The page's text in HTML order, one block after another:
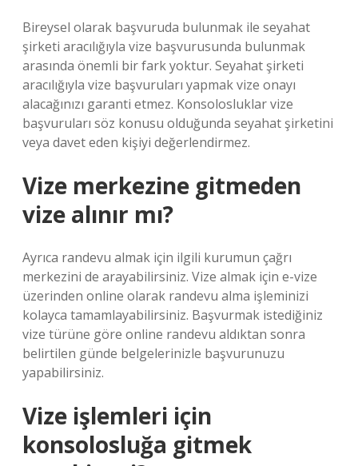
Bireysel olarak başvuruda bulunmak ile seyahat
şirketi aracılığıyla vize başvurusunda bulunmak
arasında önemli bir fark yoktur. Seyahat şirketi
aracılığıyla vize başvuruları yapmak vize onayı
alacağınızı garanti etmez. Konsolosluklar vize
başvuruları söz konusu olduğunda seyahat şirketini
veya davet eden kişiyi değerlendirmez.
Vize merkezine gitmeden
vize alınır mı?
Ayrıca randevu almak için ilgili kurumun çağrı
merkezini de arayabilirsiniz. Vize almak için e-vize
üzerinden online olarak randevu alma işleminizi
kolayca tamamlayabilirsiniz. Başvurmak istediğiniz
vize türüne göre online randevu aldıktan sonra
belirtilen günde belgelerinizle başvurunuzu
yapabilirsiniz.
Vize işlemleri için
konsolosluğa gitmek